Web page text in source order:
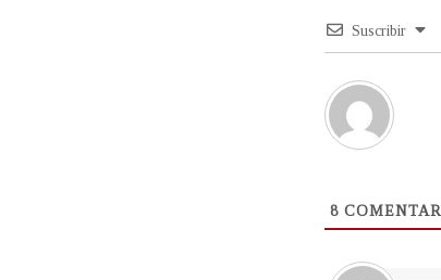
Suscribir
8